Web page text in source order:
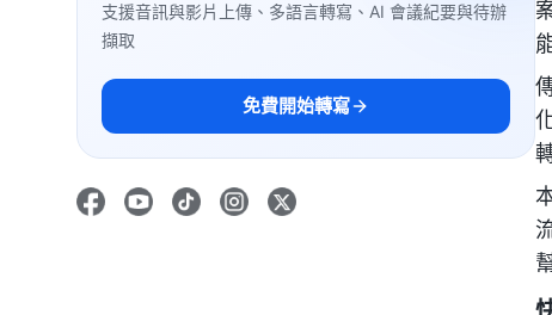
支援音訊與影片上傳、多語言轉寫、AI 會議紀要與待辦
擷取
免費開始轉寫